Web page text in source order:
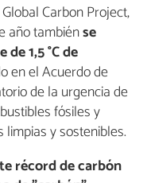
Carbon Project,
año tambiénse
1,5 °C de
en el Acuerdo de
de la urgencia de
fósiles y
y sostenibles.
récord de carbón